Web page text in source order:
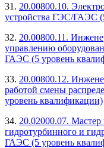
31. 20.00800.10.
устройства ГЭС/ГАЭС
32. 20.00800.11.
управлению
ГАЭС (5 уровень
33. 20.00800.12.
работой смены
уровень квалификации)
34. 20.02000.07.
гидротурбинного и
ГАЭС (5 уровень